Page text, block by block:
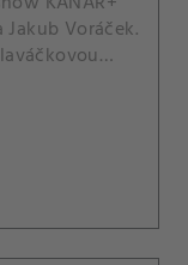
Voráček.